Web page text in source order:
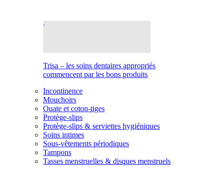
Trisa – les soins dentaires appropriés
commencent par les bons produits
Incontinence
Mouchoirs
Ouate et coton-tiges
Protège-slips
Protège-slips & serviettes hygiéniques
Soins intimes
Sous-vêtements périodiques
Tampons
Tasses menstruelles & disques menstruels